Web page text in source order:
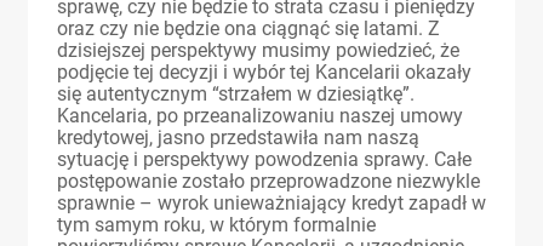
sprawę, czy nie będzie to strata czasu i pieniędzy
oraz czy nie będzie ona ciągnąć się latami. Z
dzisiejszej perspektywy musimy powiedzieć, że
podjęcie tej decyzji i wybór tej Kancelarii okazały
się autentycznym “strzałem w dziesiątkę”.
Kancelaria, po przeanalizowaniu naszej umowy
kredytowej, jasno przedstawiła nam naszą
sytuację i perspektywy powodzenia sprawy. Całe
postępowanie zostało przeprowadzone niezwykle
sprawnie – wyrok unieważniający kredyt zapadł w
tym samym roku, w którym formalnie